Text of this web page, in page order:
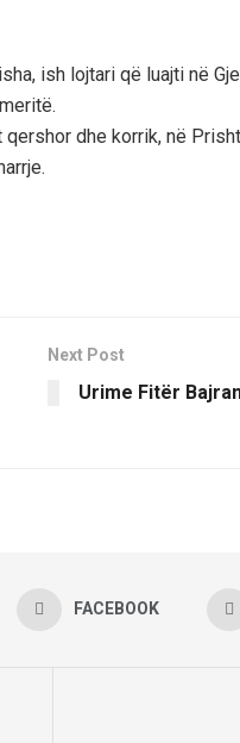
ish lojtari që luajti në
dhe korrik, në
Next Post
Urime Fitër
FACEBOOK